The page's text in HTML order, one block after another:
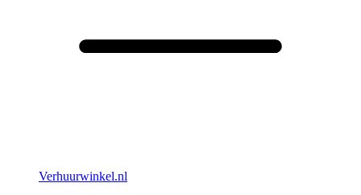
Verhuurwinkel.nl